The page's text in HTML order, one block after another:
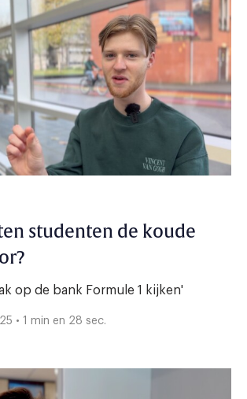
studenten de koude
op de bank Formule 1 kijken'
• 1 min en 28 sec.